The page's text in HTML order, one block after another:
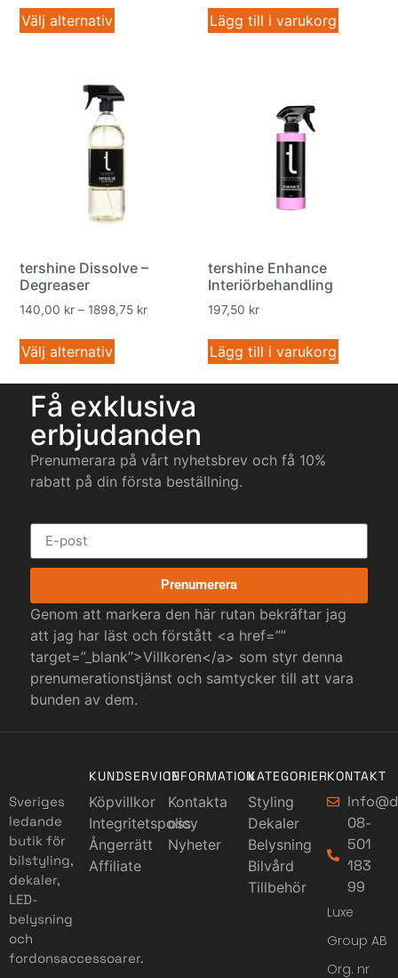
Välj alternativ Lägg till i varukorg
tershine Dissolve –
Degreaser
140,00 kr – 1898,75 kr
Välj alternativ
tershine Enhance
Interiörbehandling
197,50 kr
Lägg till i varukorg
Få exklusiva
erbjudanden
Prenumerara på vårt nyhetsbrev och få 10%
rabatt på din första beställning.
Prenumerera
Genom att markera den här rutan bekräftar jag
att jag har läst och förstått <a href=””
target=”_blank”>Villkoren</a> som styr denna
prenumerationstjänst och samtycker till att vara
bunden av dem.
Sveriges
ledande
butik för
bilstyling,
dekaler,
LED-
belysning
och
fordonsaccessoarer.
KUNDSERVICE
Köpvillkor
Integritetspolicy
Ångerrätt
Affiliate
INFORMATION
Kontakta
oss
Nyheter
KATEGORIER
Styling
Dekaler
Belysning
Bilvård
Tillbehör
KONTAKT
08-
501
183
99
Luxe
Group AB
Org. nr